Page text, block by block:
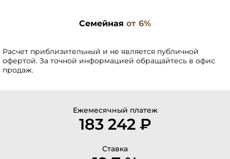
Семейная от 6%
Расчет приблизительный и не является публичной
офертой. За точной информацией обращайтесь в офис
продаж.
Ежемесячный платеж
183 242 ₽
Ставка